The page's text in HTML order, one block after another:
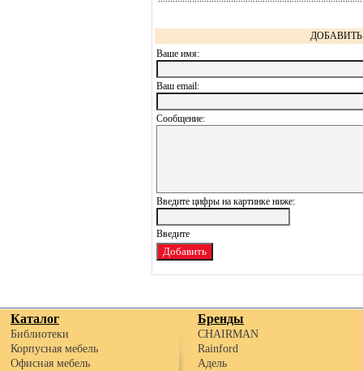
Ваше имя:
Ваш еmail:
Сообщение:
Введите цифры на картинке ниже:
Каталог
Библиотеки
Корпусная мебель
Офисная мебель
Бренды
CHAIRMAN
Rainford
Адель